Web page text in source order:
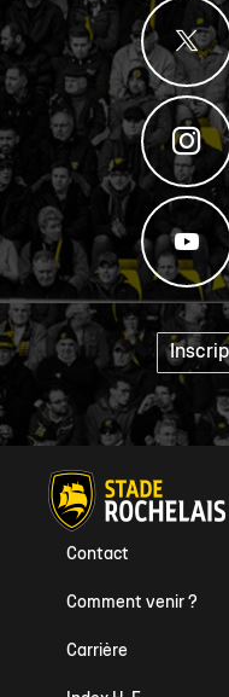
Contact
Comment venir ?
Carrière